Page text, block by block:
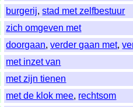
burgerij,stad met zelfbestuur
zich omgeven met
doorgaan,verder gaan met,
met inzet van
met zijn tienen
met de klok mee, rechtsom